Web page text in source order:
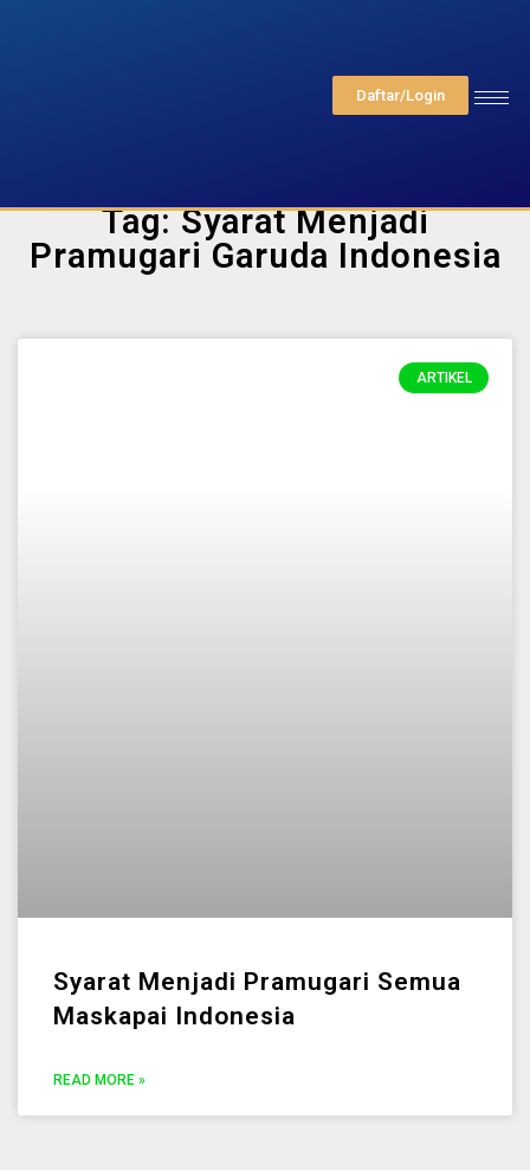
Daftar/Login
Tag: Syarat Menjadi
Pramugari Garuda Indonesia
ARTIKEL
Syarat Menjadi Pramugari Semua
Maskapai Indonesia
READ MORE »